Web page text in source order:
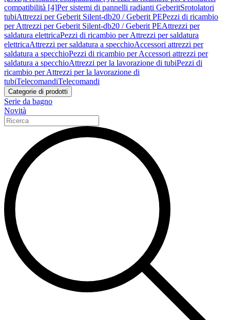
compatibilità [4]Per sistemi di pannelli radianti GeberitSrotolatori
tubiAttrezzi per Geberit Silent-db20 / Geberit PEPezzi di ricambio
per Attrezzi per Geberit Silent-db20 / Geberit PEAttrezzi per
saldatura elettricaPezzi di ricambio per Attrezzi per saldatura
elettricaAttrezzi per saldatura a specchioAccessori attrezzi per
saldatura a specchioPezzi di ricambio per Accessori attrezzi per
saldatura a specchioAttrezzi per la lavorazione di tubiPezzi di
ricambio per Attrezzi per la lavorazione di
tubiTelecomandiTelecomandi
Categorie di prodotti
Serie da bagno
Novità